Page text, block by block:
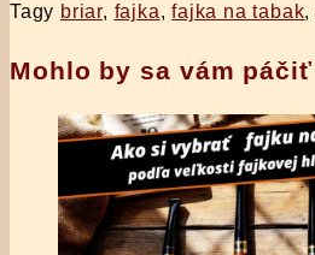
Tagy briar, fajka, fajka na tabak,
Mohlo by sa vám páčiť